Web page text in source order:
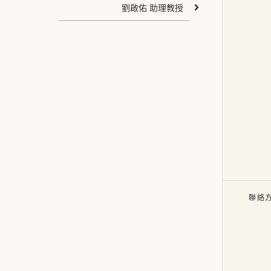
聯絡
劉啟佑 助理教授